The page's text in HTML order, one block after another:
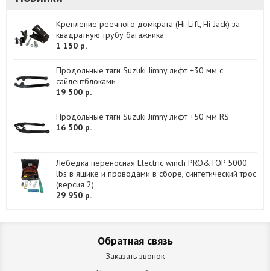
Крепление реечного домкрата (Hi-Lift, Hi-Jack) за
квадратную трубу багажника
1 150 р.
Продольные тяги Suzuki Jimny лифт +30 мм с
сайлентблоками
19 500 р.
Продольные тяги Suzuki Jimny лифт +50 мм RS
16 500 р.
Лебедка переносная Electric winch PRO&TOP 5000
lbs в ящике и проводами в сборе, синтетический трос
(версия 2)
29 950 р.
Обратная связь
Заказать звонок